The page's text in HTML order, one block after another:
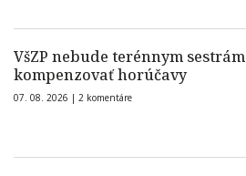
VšZP nebude terénnym sestrám
kompenzovať horúčavy
07. 08. 2026 | 2 komentáre